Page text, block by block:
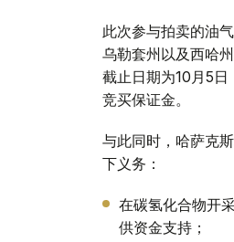
此次参与拍卖的油
乌勒套州以及西哈
截止日期为10月5
竞买保证金。
与此同时，哈萨克
下义务：
在碳氢化合物开
供资金支持；